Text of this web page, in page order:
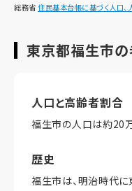
総務省住民基本台帳に基づく人口、
東京都福生市
人口と高齢者割合
福生市の人口は約20
歴史
福生市は、明治時代